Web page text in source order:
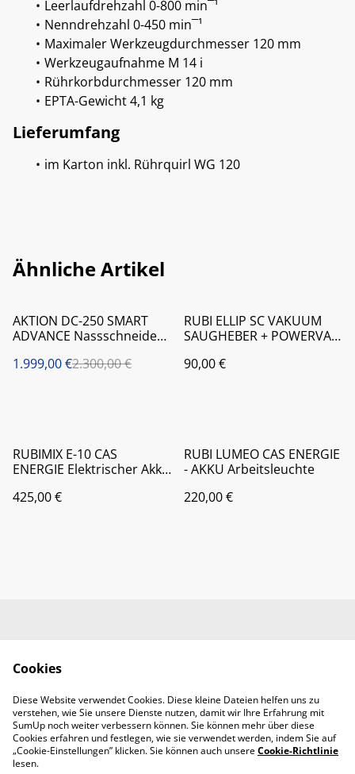
Leerlaufdrehzahl 0-800 min¯¹
Nenndrehzahl 0-450 min¯¹
Maximaler Werkzeugdurchmesser 120 mm
Werkzeugaufnahme M 14 i
Rührkorbdurchmesser 120 mm
EPTA-Gewicht 4,1 kg
Lieferumfang
im Karton inkl. Rührquirl WG 120
Ähnliche Artikel
%
AKTION DC-250 SMART
ADVANCE Nassschneider-
1.999,00 €2.300,00 €
RUBI ELLIP SC VAKUUM
SAUGHEBER + POWERVAC
90,00 €
RUBIMIX E-10 CAS
ENERGIE Elektrischer Akku
425,00 €
RUBI LUMEO CAS ENERGIE
- AKKU Arbeitsleuchte
220,00 €
Kontaktieren Sie uns
Rechtliche
Datenschutzbestimm
Handwerkerbedarf
RMMS Abendroth
Cookies
Diese Website verwendet Cookies. Diese kleine Dateien helfen uns zu
verstehen, wie Sie unsere Dienste nutzen, damit wir Ihre Erfahrung mit
SumUp noch weiter verbessern können. Sie können mehr über diese
Cookies erfahren und festlegen, wie sie verwendet werden, indem Sie auf
„Cookie-Einstellungen” klicken. Sie können auch unsereCookie-Richtlinie
lesen.